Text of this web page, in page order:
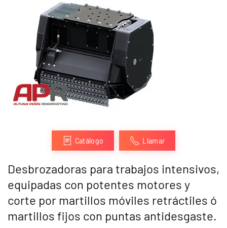
Catálogo Llamar
Desbrozadoras para trabajos intensivos,
equipadas con potentes motores y
corte por martillos móviles retráctiles ó
martillos fijos con puntas antidesgaste.